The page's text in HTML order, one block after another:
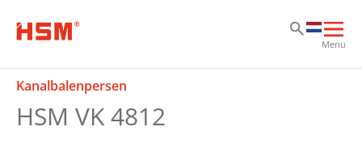
Menu
Kanalbalenpersen
HSM VK 4812